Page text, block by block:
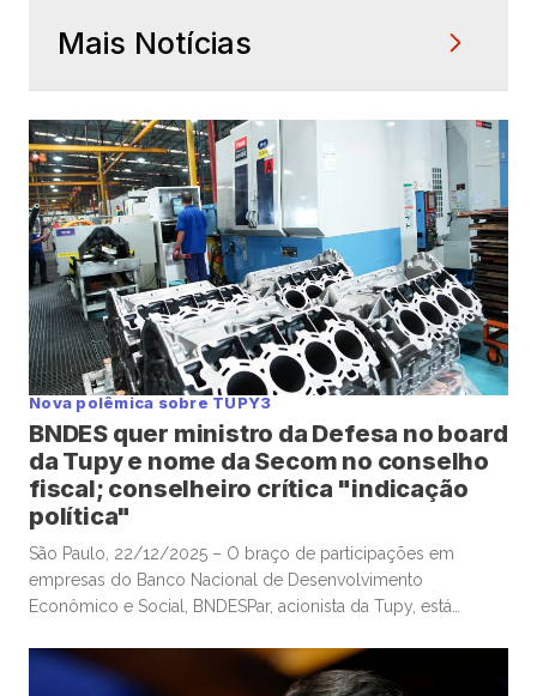
Mais Notícias
Nova polêmica sobre TUPY3
BNDES quer ministro da Defesa no board
da Tupy e nome da Secom no conselho
fiscal; conselheiro crítica "indicação
política"
São Paulo, 22/12/2025 – O braço de participações em
empresas do Banco Nacional de Desenvolvimento
Econômico e Social, BNDESPar, acionista da Tupy, está
de Contas da União, José Mucio Monteiro Filho, para cargo
no conselho da companhia metalúrgica, após a renúncia de